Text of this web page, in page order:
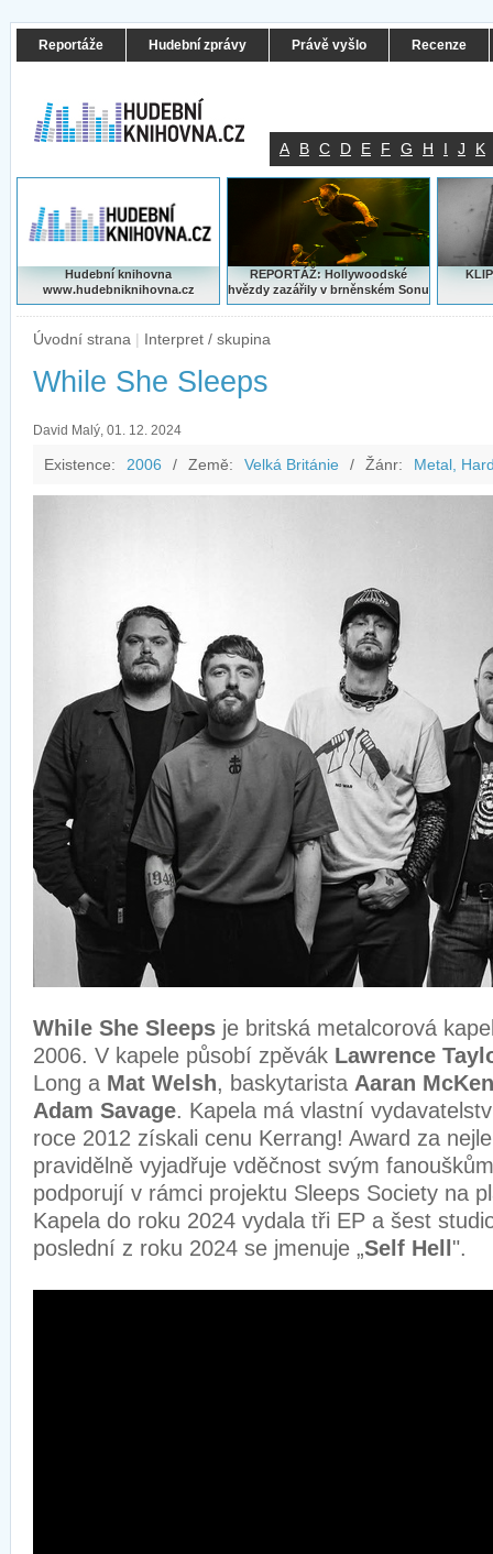
Reportáže Hudební zprávy Právě vyšlo Recenze
A B C D E F G H I J K
Hudební knihovna
www.hudebniknihovna.cz
REPORTÁŽ: Hollywoodské
hvězdy zazářily v brněnském Sonu
Úvodní strana | Interpret / skupina
While She Sleeps
David Malý, 01. 12. 2024
Existence: 2006 / Země: Velká Británie / Žánr: Metal,
While She Sleeps je britská metalcorová
2006. V kapele působí zpěvák Lawrence
Long a Mat Welsh, baskytarista Aaran
Adam Savage. Kapela má vlastní
roce 2012 získali cenu Kerrang! Award za
pravidělně vyjadřuje vděčnost svým
podporují v rámci projektu Sleeps Society na
Kapela do roku 2024 vydala tři EP a šest
poslední z roku 2024 se jmenuje „Self Hell ".